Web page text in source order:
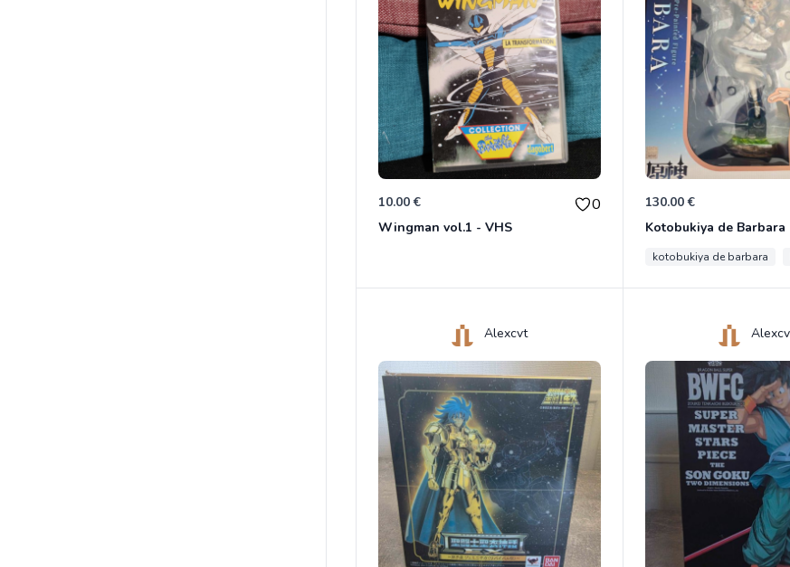
10.00 € 0
Wingman vol.1 - VHS
130.00 €
Kotobukiya de Barbara
kotobukiya de barbara
Alexcvt